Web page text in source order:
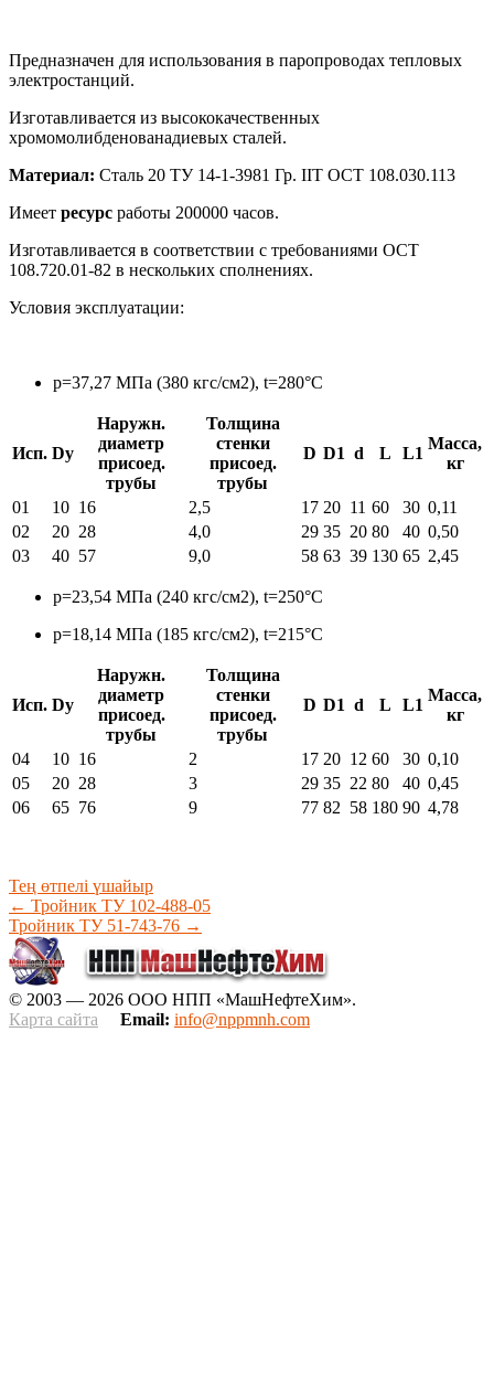
Предназначен для использования в паропроводах тепловых
электростанций.
Изготавливается из высококачественных
хромомолибденованадиевых сталей.
Материал: Сталь 20 ТУ 14-1-3981 Гр. IIT ОСТ 108.030.113
Имеет ресурс работы 200000 часов.
Изготавливается в соответствии с требованиями ОСТ
108.720.01-82 в нескольких сполнениях.
Условия эксплуатации:
р=37,27 МПа (380 кгс/см2), t=280°С
Исп. Dу
Наружн.
диаметр
присоед.
трубы
Толщина
стенки
присоед.
трубы
D D1 d L L1
Масса,
кг
01 10 16 2,5 17 20 11 60 30 0,11
02
20 28 4,0 29 35 20 80 40 0,50
03
40 57 9,0 58 63 39 130 65 2,45
p=23,54 МПа (240 кгс/см2), t=250°С
p=18,14 МПа (185 кгс/см2), t=215°С
Исп. Dу
Наружн.
диаметр
присоед.
трубы
Толщина
стенки
присоед.
трубы
D D1 d L L1
Масса,
кг
04 10 16 2 17 20 12 60 30 0,10
05
20 28 3 29 35 22 80 40 0,45
06
65 76 9 77 82 58 180 90 4,78
Тең өтпелі үшайыр
← Тройник ТУ 102-488-05
Тройник ТУ 51-743-76 →
© 2003 — 2026 ООО НПП «МашНефтеХим».
Карта сайта
Email: info@nppmnh.com